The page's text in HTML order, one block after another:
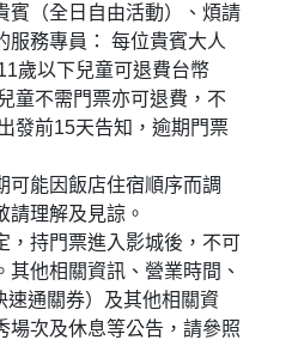
賓（全日自由活動）、煩請
服務專員： 每位貴賓大人
歲以下兒童可退費台幣
童不需門票亦可退費，不
發前15天告知，逾期門票
可能因飯店住宿順序而調
請理解及見諒。
，持門票進入影城後，不可
其他相關資訊、營業時間、
速通關券）及其他相關資
場次及休息等公告，請參照